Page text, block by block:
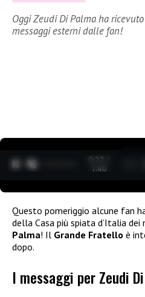
Oggi Zeudi Di Palma ha
messaggi esterni dalle fan!
0:13 /
1:40
Questo pomeriggio alcune fan
della Casa più spiata d’Italia dei
Palma! Il Grande Fratello è
dopo.
I messaggi per Zeudi